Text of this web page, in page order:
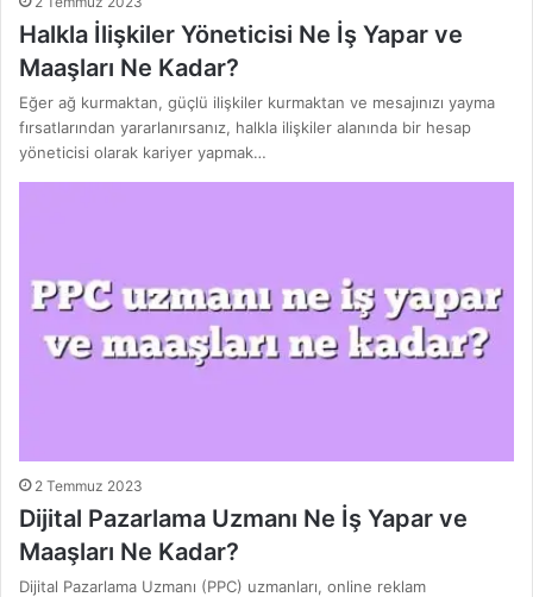
Halkla İlişkiler Yöneticisi Ne İş Yapar ve
Maaşları Ne Kadar?
Eğer ağ kurmaktan, güçlü ilişkiler kurmaktan ve mesajınızı yayma
fırsatlarından yararlanırsanız, halkla ilişkiler alanında bir hesap
yöneticisi olarak kariyer yapmak…
2 Temmuz 2023
Dijital Pazarlama Uzmanı Ne İş Yapar ve
Maaşları Ne Kadar?
Dijital Pazarlama Uzmanı (PPC) uzmanları, online reklam